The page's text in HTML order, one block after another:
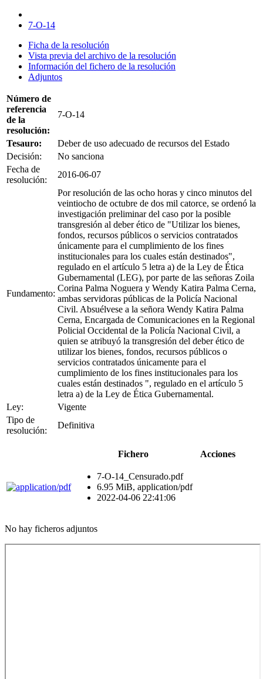
7-O-14
Ficha de la resolución
Vista previa del archivo de la resolución
Información del fichero de la resolución
Adjuntos
Número de
referencia
de la
resolución:
7-O-14
Tesauro:
Deber de uso adecuado de recursos del Estado
Decisión:
No sanciona
Fecha de
resolución:
2016-06-07
Fundamento:
Por resolución de las ocho horas y cinco minutos del
veintiocho de octubre de dos mil catorce, se ordenó la
investigación preliminar del caso por la posible
transgresión al deber ético de "Utilizar los bienes,
fondos, recursos públicos o servicios contratados
únicamente para el cumplimiento de los fines
institucionales para los cuales están destinados",
regulado en el artículo 5 letra a) de la Ley de Ética
Gubernamental (LEG), por parte de las señoras Zoila
Corina Palma Noguera y Wendy Katira Palma Cerna,
ambas servidoras públicas de la Policía Nacional
Civil. Absuélvese a la señora Wendy Katira Palma
Cerna, Encargada de Comunicaciones en la Regional
Policial Occidental de la Policía Nacional Civil, a
quien se atribuyó la transgresión del deber ético de
utilizar los bienes, fondos, recursos públicos o
servicios contratados únicamente para el
cumplimiento de los fines institucionales para los
cuales están destinados ", regulado en el artículo 5
letra a) de la Ley de Ética Gubernamental.
Ley:
Vigente
Tipo de
resolución:
Definitiva
Fichero Acciones
7-O-14_Censurado.pdf
6.95 MiB, application/pdf
2022-04-06 22:41:06
No hay ficheros adjuntos